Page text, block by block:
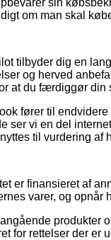
om man skal
tilbyder dig en
og herved
at du færdiggør din
fører til
ser vi en del
til vurdering af
er finansieret af
varer, og opnår
produkter
for rettelser der er